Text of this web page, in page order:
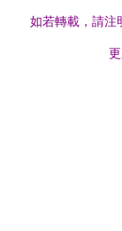
如若轉載，請